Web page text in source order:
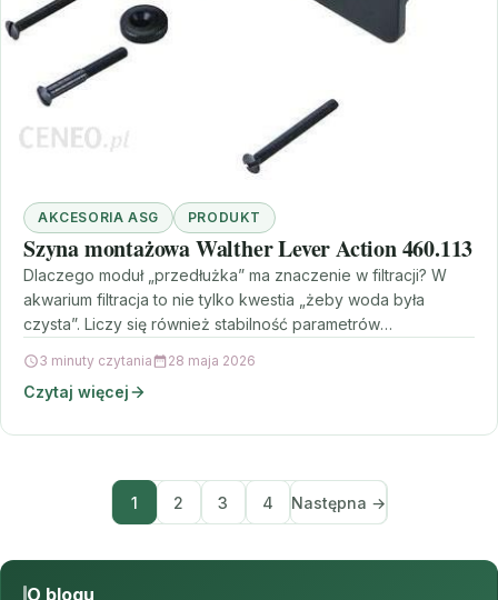
AKCESORIA ASG PRODUKT
Szyna montażowa Walther Lever Action 460.113
Dlaczego moduł „przedłużka” ma znaczenie w filtracji? W
akwarium filtracja to nie tylko kwestia „żeby woda była
czysta”. Liczy się również stabilność parametrów
3 minuty czytania 28 maja 2026
Czytaj więcej
1 2 3 4 Następna →
O blogu